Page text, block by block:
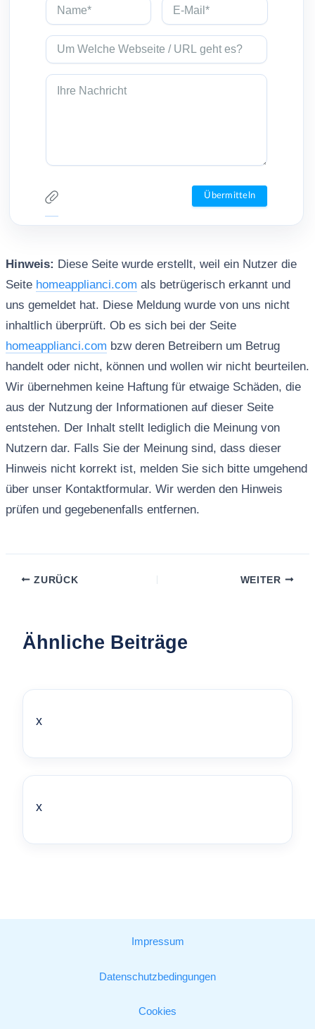
Hinweis: Diese Seite wurde erstellt, weil ein Nutzer die
Seite homeapplianci.com als betrügerisch erkannt und
uns gemeldet hat. Diese Meldung wurde von uns nicht
inhaltlich überprüft. Ob es sich bei der Seite
homeapplianci.com bzw deren Betreibern um Betrug
handelt oder nicht, können und wollen wir nicht beurteilen.
Wir übernehmen keine Haftung für etwaige Schäden, die
aus der Nutzung der Informationen auf dieser Seite
entstehen. Der Inhalt stellt lediglich die Meinung von
Nutzern dar. Falls Sie der Meinung sind, dass dieser
Hinweis nicht korrekt ist, melden Sie sich bitte umgehend
über unser Kontaktformular. Wir werden den Hinweis
prüfen und gegebenenfalls entfernen.
ZURÜCK WEITER
Ähnliche Beiträge
x
x
Impressum
Datenschutzbedingungen
Cookies